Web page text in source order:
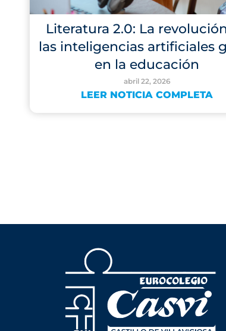
Literatura 2.0: La
las inteligencias artificiales
en la educación
abril 22, 2026
LEER NOTICIA COMPLETA